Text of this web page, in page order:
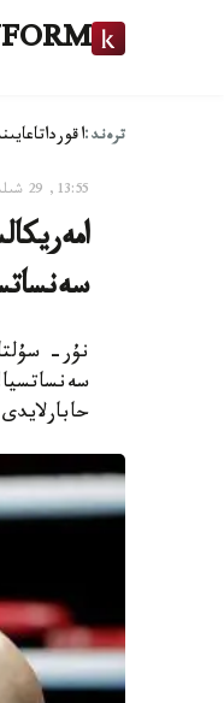
ترەند:اقوردا
13:55, 29 شىلدە 2021
نۇر-
حابارلايدى Vesti.kz-كە سىلتەمە جاساپ.